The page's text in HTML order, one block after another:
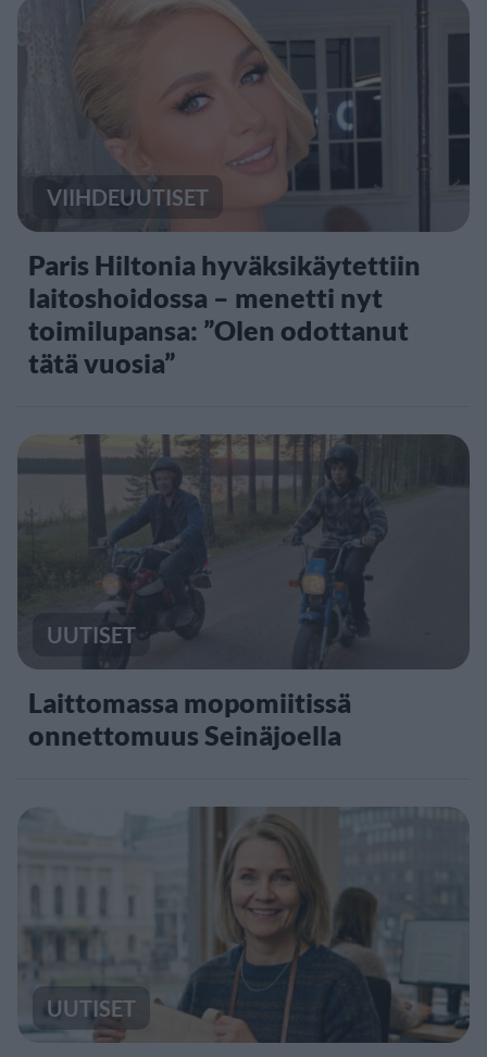
VIIHDEUUTISET
Paris Hiltonia hyväksikäytettiin
laitoshoidossa – menetti nyt
toimilupansa: ”Olen odottanut
tätä vuosia”
UUTISET
Laittomassa mopomiitissä
onnettomuus Seinäjoella
UUTISET